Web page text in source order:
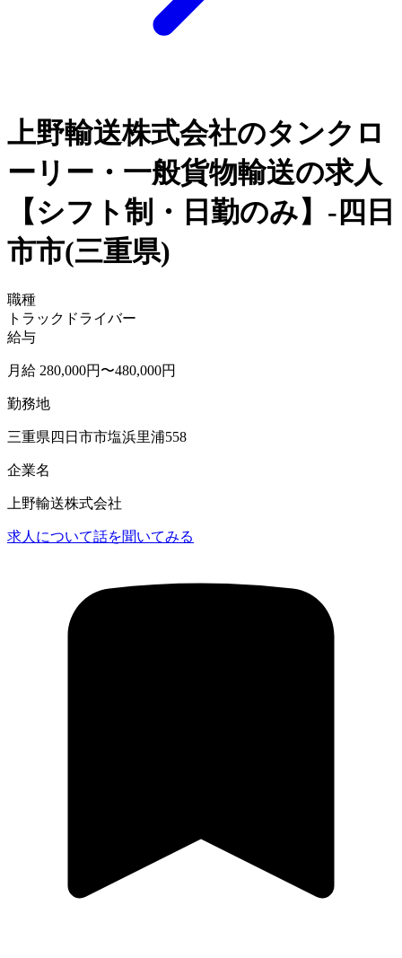
上野輸送株式会社のタンクロ
ーリー・一般貨物輸送の求人
【シフト制・日勤のみ】-四日
市市(三重県)
職種
トラックドライバー
給与
月給 280,000円〜480,000円
勤務地
三重県四日市市塩浜里浦558
企業名
上野輸送株式会社
求人について話を聞いてみる